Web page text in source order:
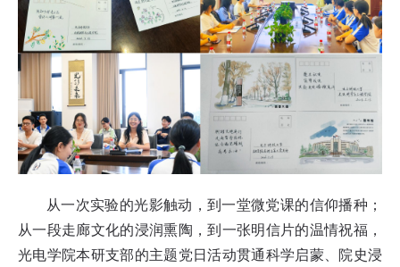
从一次实验的光影触动，到一堂微党课的信仰播种；
从一段走廊文化的浸润熏陶，到一张明信片的温情祝福，
光电学院本研支部的主题党日活动贯通科学启蒙、院史浸